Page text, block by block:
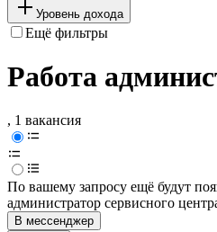
Уровень дохода
Ещё фильтры
Работа
, 1 вакансия
По вашему запросу ещё будут
администратор сервисного
В мессенджер